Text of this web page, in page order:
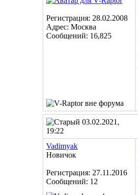
Регистрация: 28.02.2008
Адрес: Москва
Сообщений: 16,825
03.02.2021,
19:22
Vadimyak
Новичок
Регистрация: 27.11.2016
Сообщений: 12